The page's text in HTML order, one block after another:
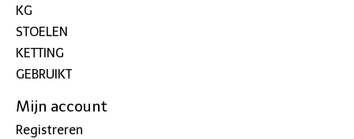
KG
STOELEN
KETTING
GEBRUIKT
Mijn account
Registreren